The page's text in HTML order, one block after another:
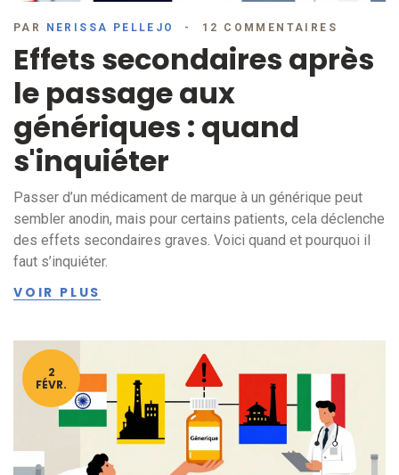
PAR NERISSA PELLEJO 12 COMMENTAIRES
Effets secondaires après
le passage aux
génériques : quand
s'inquiéter
Passer d’un médicament de marque à un générique peut
sembler anodin, mais pour certains patients, cela déclenche
des effets secondaires graves. Voici quand et pourquoi il
faut s’inquiéter.
VOIR PLUS
2
FÉVR.